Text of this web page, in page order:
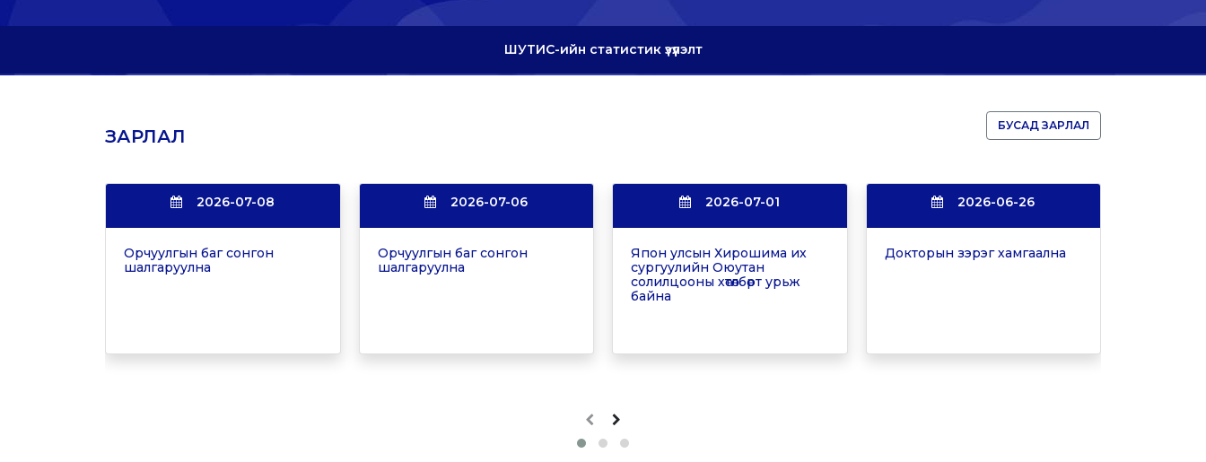
ШУТИС-ийн статистик үзүүлэлт
ЗАРЛАЛ
БУСАД ЗАРЛАЛ
2026-07-08
Орчуулгын баг сонгон
шалгаруулна
2026-07-06
Орчуулгын баг сонгон
шалгаруулна
2026-07-01
Япон улсын Хирошима их
сургуулийн Оюутан
солилцооны хөтөлбөрт урьж
байна
2026-06-26
Докторын зэрэг хамгаална